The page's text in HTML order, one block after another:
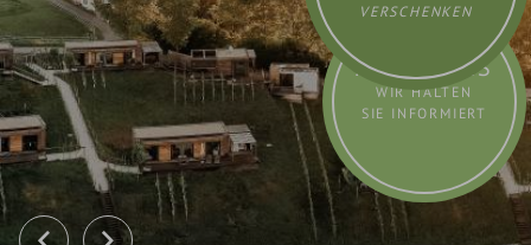
VERSCHENKEN
AKTUELLES
WIR HALTEN
SIE INFORMIERT